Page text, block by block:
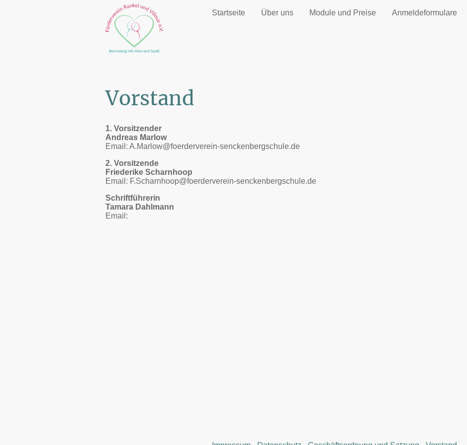
Startseite Über uns Module und Preise Anmeldeformulare
Vorstand
1. Vorsitzender
Andreas Marlow
Email: A.Marlow@foerderverein-senckenbergschule.de
2. Vorsitzende
Friederike Scharnhoop
Email: F.Scharnhoop@foerderverein-senckenbergschule.de
Schriftführerin
Tamara Dahlmann
Email: